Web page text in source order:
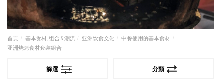
首頁 基本食材, 组合 & 潮流 亚洲饮食文化
中餐使用的基本食材
亚洲烧烤食材套裝組合
篩選 分類